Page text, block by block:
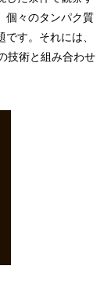
個々のタンパク質
す。それには、
技術と組み合わせ